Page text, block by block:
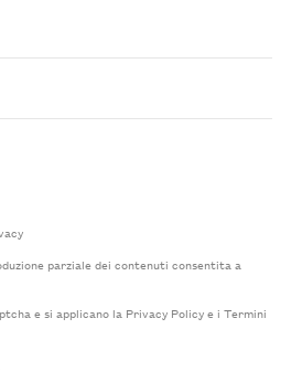
parziale dei contenuti consentita a
e si applicano la Privacy Policye i Termini